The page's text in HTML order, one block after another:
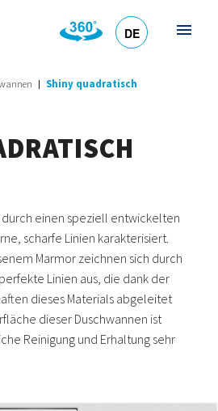
DE
Shiny quadratisch
durch einen speziell entwickelten
scharfe Linien karakterisiert.
Marmor zeichnen sich durch
Linien aus, die dank der
dieses Materials abgeleitet
dieser Duschwannen ist
Reinigung und Erhaltung sehr